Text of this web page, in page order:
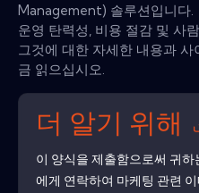
Management) 솔루션입니다.
운영 탄력성, 비용 절감 및 사
그것에 대한 자세한 내용과
금 읽으십시오.
더 알기 위해
이 양식을 제출함으로써 귀
에게 연락하여 마케팅 관련